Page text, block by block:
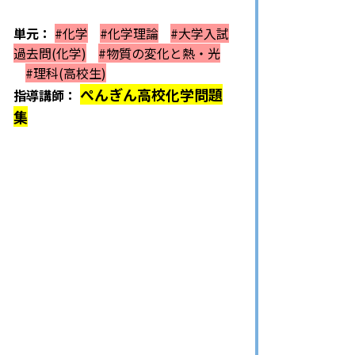
単元： #化学 #化学理論
#大学入試
過去問(化学)
#物質の変化と熱・光
#理科(高校生)
指導講師： ぺんぎん高校化学問題
集